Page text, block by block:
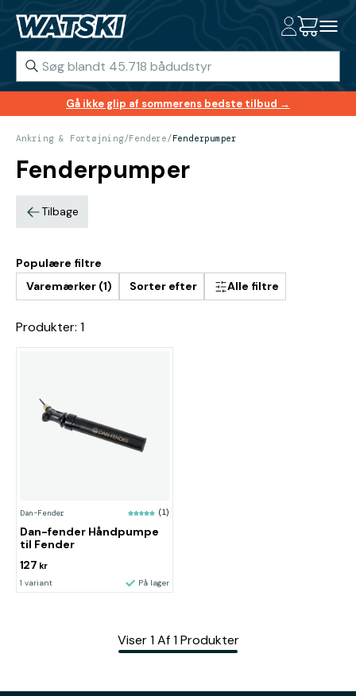
Gå ikke glip af sommerens bedste tilbud →
Ankring & Fortøjning/Fendere/Fenderpumper
Fenderpumper
Tilbage
Populære filtre
Varemærker (1)
Sorter efter Alle filtre
Produkter: 1
Dan-Fender (1)
Dan-fender Håndpumpe
til Fender
127 kr
1 variant På lager
Viser 1 Af 1 Produkter